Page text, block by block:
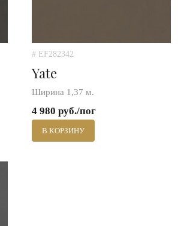
# EF282342
Yate
Ширина 1,37 м.
4 980 руб./пог
В КОРЗИНУ